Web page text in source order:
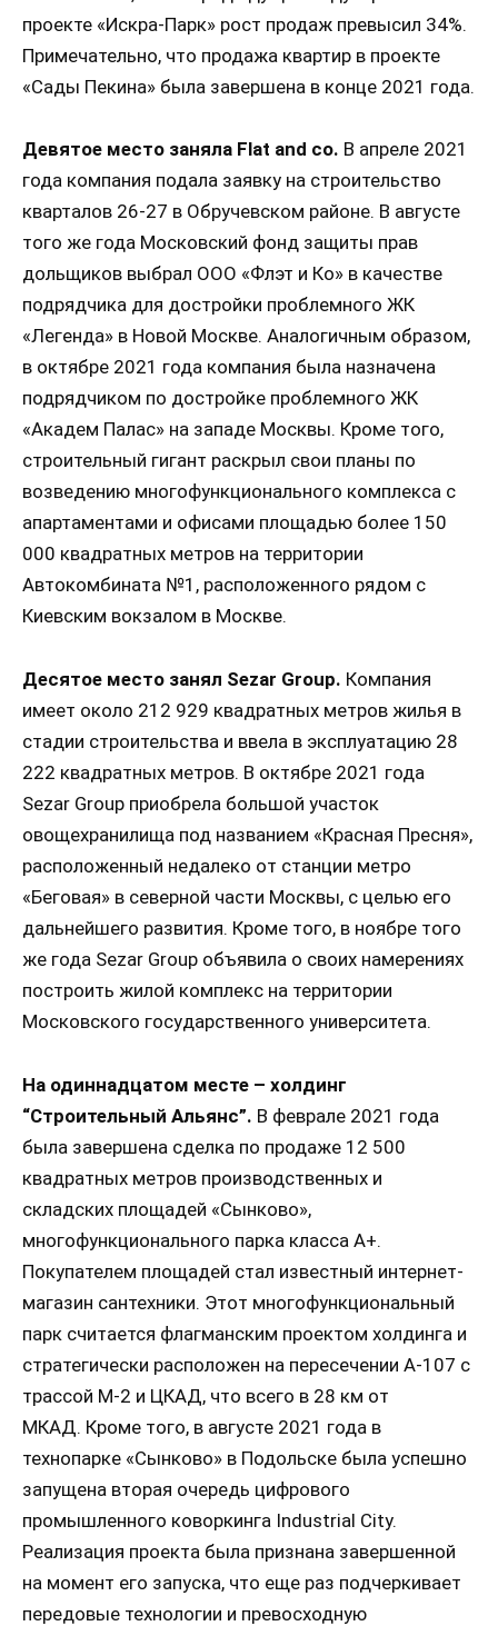
проекте «Искра-Парк» рост продаж превысил 34%.
Примечательно, что продажа квартир в проекте
«Сады Пекина» была завершена в конце 2021 года.
Девятое место заняла Flat and co. В апреле 2021
года компания подала заявку на строительство
кварталов 26-27 в Обручевском районе. В августе
того же года Московский фонд защиты прав
дольщиков выбрал ООО «Флэт и Ко» в качестве
подрядчика для достройки проблемного ЖК
«Легенда» в Новой Москве. Аналогичным образом,
в октябре 2021 года компания была назначена
подрядчиком по достройке проблемного ЖК
«Академ Палас» на западе Москвы. Кроме того,
строительный гигант раскрыл свои планы по
возведению многофункционального комплекса с
апартаментами и офисами площадью более 150
000 квадратных метров на территории
Автокомбината №1, расположенного рядом с
Киевским вокзалом в Москве.
Десятое место занял Sezar Group. Компания
имеет около 212 929 квадратных метров жилья в
стадии строительства и ввела в эксплуатацию 28
222 квадратных метров. В октябре 2021 года
Sezar Group приобрела большой участок
овощехранилища под названием «Красная Пресня»,
расположенный недалеко от станции метро
«Беговая» в северной части Москвы, с целью его
дальнейшего развития. Кроме того, в ноябре того
же года Sezar Group объявила о своих намерениях
построить жилой комплекс на территории
Московского государственного университета.
На одиннадцатом месте – холдинг
“Строительный Альянс”. В феврале 2021 года
была завершена сделка по продаже 12 500
квадратных метров производственных и
складских площадей «Сынково»,
многофункционального парка класса А+.
Покупателем площадей стал известный интернет-
магазин сантехники. Этот многофункциональный
парк считается флагманским проектом холдинга и
стратегически расположен на пересечении А-107 с
трассой М-2 и ЦКАД, что всего в 28 км от
МКАД. Кроме того, в августе 2021 года в
технопарке «Сынково» в Подольске была успешно
запущена вторая очередь цифрового
промышленного коворкинга Industrial City.
Реализация проекта была признана завершенной
на момент его запуска, что еще раз подчеркивает
передовые технологии и превосходную